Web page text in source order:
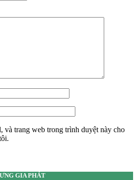
và trang web trong trình duyệt này cho
GIA PHÁT